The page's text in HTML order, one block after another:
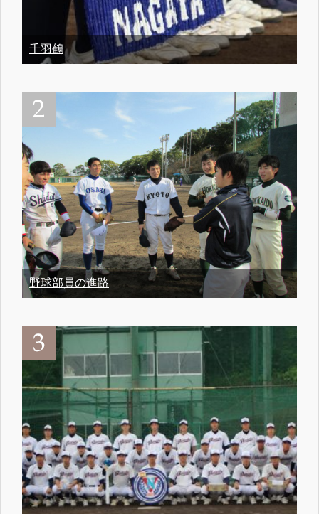
千羽鶴
野球部員の進路